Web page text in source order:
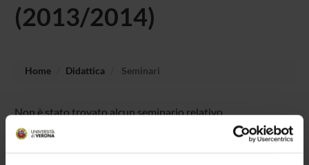
(2013/2014)
Home Didattica Seminari
Non è stato trovato alcun seminario relativo
all'insegnamento Elementi di architettura e sistemi
operativi.